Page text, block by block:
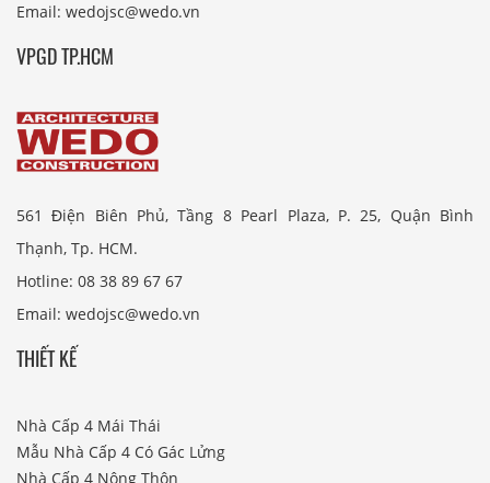
Email: wedojsc@wedo.vn
VPGD TP.HCM
561 Điện Biên Phủ, Tầng 8 Pearl Plaza, P. 25, Quận Bình
Thạnh, Tp. HCM.
Hotline: 08 38 89 67 67
Email: wedojsc@wedo.vn
THIẾT KẾ
Nhà Cấp 4 Mái Thái
Mẫu Nhà Cấp 4 Có Gác Lửng
Nhà Cấp 4 Nông Thôn